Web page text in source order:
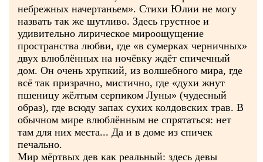
небрежных начертаньем». Стихи Юлии не могу
назвать так же шутливо. Здесь грустное и
удивительно лирическое мироощущение
пространства любви, где «в сумерках черничных»
двух влюблённых на ночёвку ждёт спичечный
дом. Он очень хрупкий, из волшебного мира, где
всё так призрачно, мистично, где «духи жнут
пшеницу жёлтым серпиком Луны» (чудесный
образ), где всюду запах сухих колдовских трав. В
обычном мире влюблённым не спрятаться: нет
там для них места... Да и в доме из спичек
печально.
Мир мёртвых дев как реальный: здесь девы